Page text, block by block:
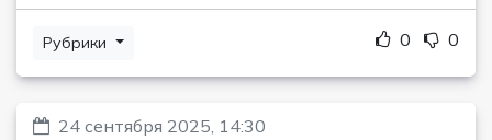
Рубрики 0 0
24 сентября 2025, 14:30